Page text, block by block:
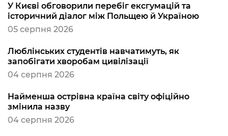
У Києві обговорили перебіг ексгумацій та
історичний діалог між Польщею й Україною
05 серпня 2026
Люблінських студентів навчатимуть, як
запобігати хворобам цивілізації
04 серпня 2026
Найменша острівна країна світу офіційно
змінила назву
04 серпня 2026